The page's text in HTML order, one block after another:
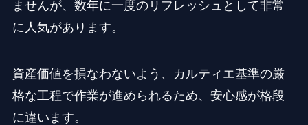
ませんが、数年に一度のリフレッシュとして非常
に人気があります。
資産価値を損なわないよう、カルティエ基準の厳
格な工程で作業が進められるため、安心感が格段
に違います。